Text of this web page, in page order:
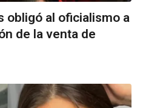
obligó al oficialismo a
de la venta de